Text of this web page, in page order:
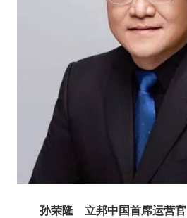
孙荣隆 立邦中国首席运营官